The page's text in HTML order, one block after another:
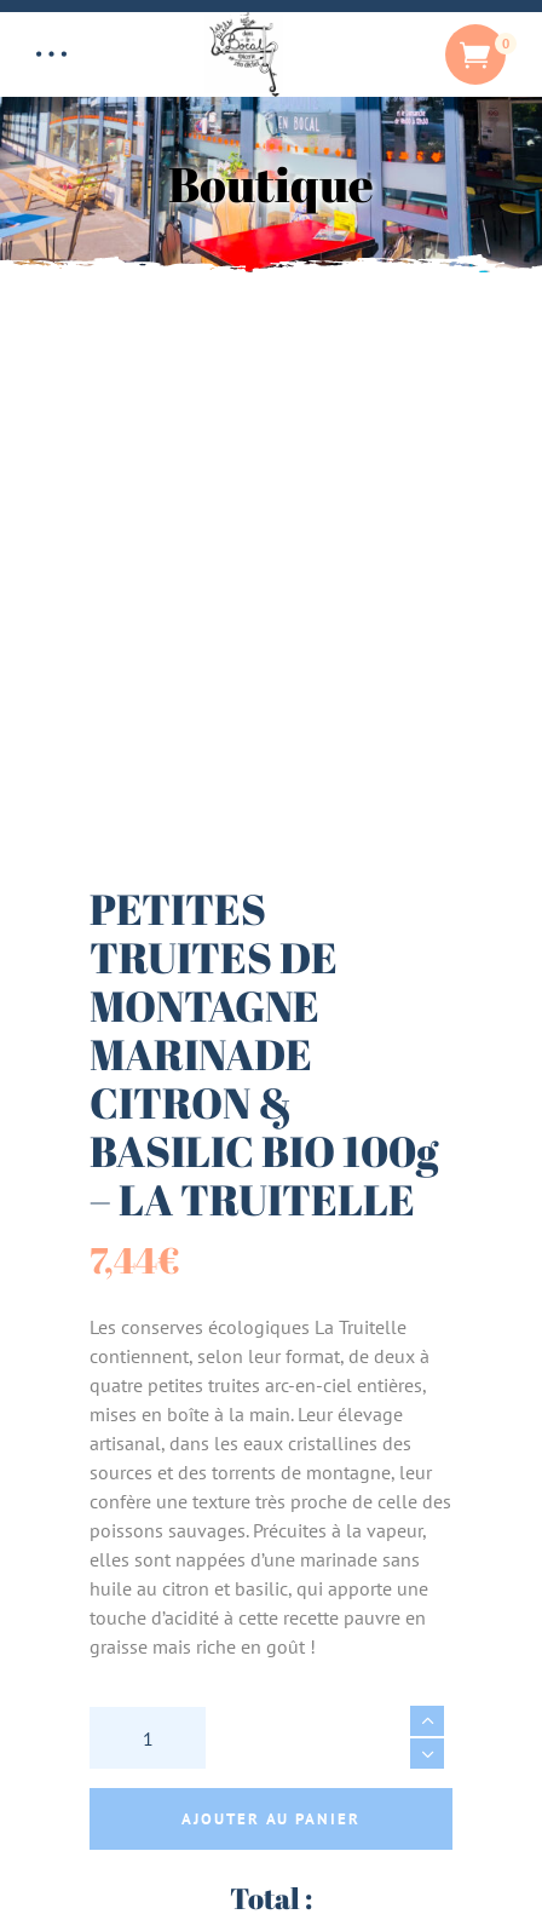
0
Boutique
PETITES
TRUITES DE
MONTAGNE
MARINADE
CITRON &
BASILIC BIO 100g
– LA TRUITELLE
7,44€
Les conserves écologiques La Truitelle
contiennent, selon leur format, de deux à
quatre petites truites arc-en-ciel entières,
mises en boîte à la main. Leur élevage
artisanal, dans les eaux cristallines des
sources et des torrents de montagne, leur
confère une texture très proche de celle des
poissons sauvages. Précuites à la vapeur,
elles sont nappées d’une marinade sans
huile au citron et basilic, qui apporte une
touche d’acidité à cette recette pauvre en
graisse mais riche en goût !
PETITES TRUITES DE MONTAGNE
AJOUTER AU PANIER
Total :